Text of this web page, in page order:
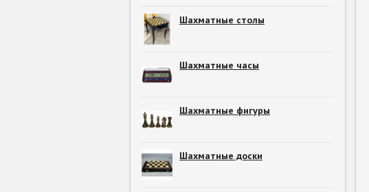
Шахматные столы
Шахматные часы
Шахматные фигуры
Шахматные доски